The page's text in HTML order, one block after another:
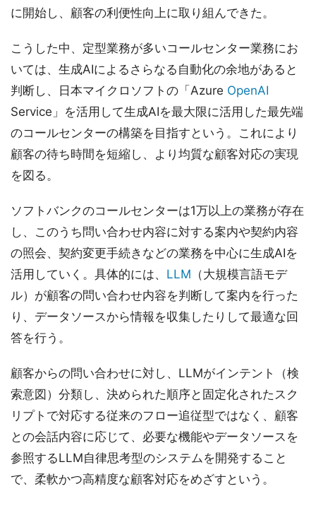
に開始し、顧客の利便性向上に取り組んできた。
こうした中、定型業務が多いコールセンター業務にお
いては、生成AIによるさらなる自動化の余地があると
判断し、日本マイクロソフトの「Azure OpenAI
Service」を活用して生成AIを最大限に活用した最先端
のコールセンターの構築を目指すという。これにより
顧客の待ち時間を短縮し、より均質な顧客対応の実現
を図る。
ソフトバンクのコールセンターは1万以上の業務が存在
し、このうち問い合わせ内容に対する案内や契約内容
の照会、契約変更手続きなどの業務を中心に生成AIを
活用していく。具体的には、 LLM （大規模言語モデ
ル）が顧客の問い合わせ内容を判断して案内を行った
り、データソースから情報を収集したりして最適な回
答を行う。
顧客からの問い合わせに対し、LLMがインテント（検
索意図）分類し、決められた順序と固定化されたスク
リプトで対応する従来のフロー追従型ではなく、顧客
との会話内容に応じて、必要な機能やデータソースを
参照するLLM自律思考型のシステムを開発すること
で、柔軟かつ高精度な顧客対応をめざすという。